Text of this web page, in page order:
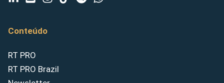
Conteúdo
RT PRO
RT PRO Brazil